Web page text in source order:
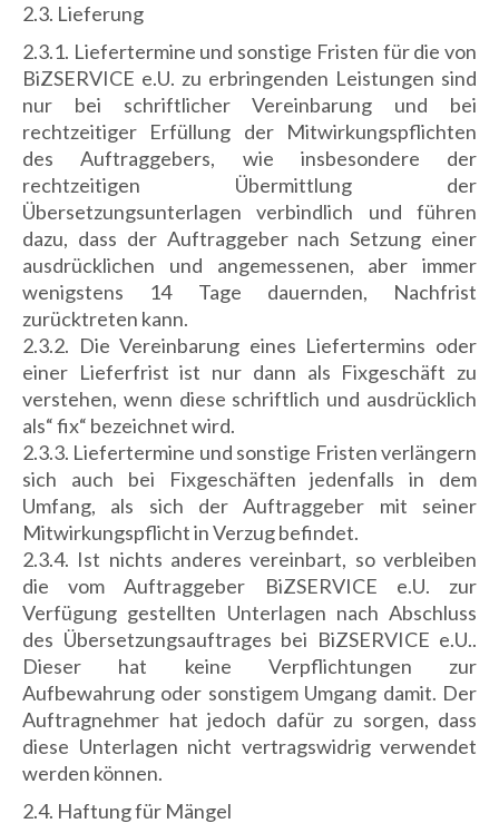
2.3. Lieferung
2.3.1. Liefertermine und sonstige Fristen für die von
BiZSERVICE e.U. zu erbringenden Leistungen sind
nur bei schriftlicher Vereinbarung und bei
rechtzeitiger Erfüllung der Mitwirkungspflichten
des Auftraggebers, wie insbesondere der
rechtzeitigen Übermittlung der
Übersetzungsunterlagen verbindlich und führen
dazu, dass der Auftraggeber nach Setzung einer
ausdrücklichen und angemessenen, aber immer
wenigstens 14 Tage dauernden, Nachfrist
zurücktreten kann.
2.3.2. Die Vereinbarung eines Liefertermins oder
einer Lieferfrist ist nur dann als Fixgeschäft zu
verstehen, wenn diese schriftlich und ausdrücklich
als“ fix“ bezeichnet wird.
2.3.3. Liefertermine und sonstige Fristen verlängern
sich auch bei Fixgeschäften jedenfalls in dem
Umfang, als sich der Auftraggeber mit seiner
Mitwirkungspflicht in Verzug befindet.
2.3.4. Ist nichts anderes vereinbart, so verbleiben
die vom Auftraggeber BiZSERVICE e.U. zur
Verfügung gestellten Unterlagen nach Abschluss
des Übersetzungsauftrages bei BiZSERVICE e.U..
Dieser hat keine Verpflichtungen zur
Aufbewahrung oder sonstigem Umgang damit. Der
Auftragnehmer hat jedoch dafür zu sorgen, dass
diese Unterlagen nicht vertragswidrig verwendet
werden können.
2.4. Haftung für Mängel